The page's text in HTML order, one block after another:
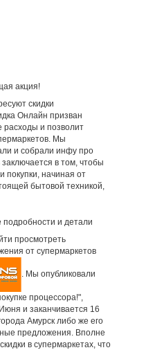
акция!
скидки
Онлайн призван
и позволит
Мы
и собрали инфу про
заключается в том, чтобы
покупки, начиная от
бытовой техникой,
подробности и детали
просмотреть
от супермаркетов
. Мы опубликовали
процессора!",
и заканчивается 16
Амурск либо же его
предложения. Вполне
в супермаркетах, что